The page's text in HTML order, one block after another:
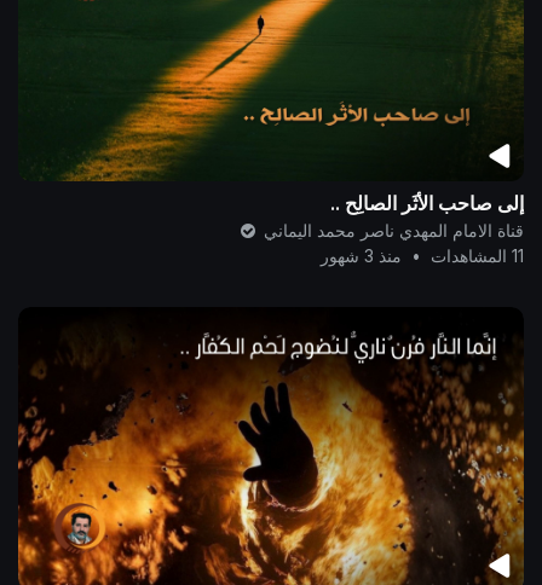
إلى صاحب الأثَر الصالِح ..
قناة الامام المهدي ناصر محمد اليماني
11 المشاهدات
• منذ 3 شهور